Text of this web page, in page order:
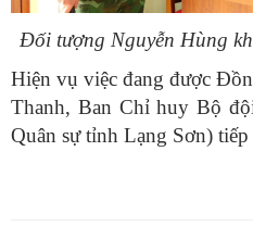
Đối tượng Nguyễn Hùng
Hiện vụ việc đang được
Thanh, Ban Chỉ huy Bộ
Quân sự tỉnh Lạng Sơn)